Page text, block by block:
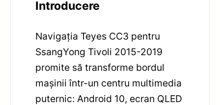
Introducere
Navigația Teyes CC3 pentru
SsangYong Tivoli 2015-2019
promite să transforme bordul
mașinii într-un centru multimedia
puternic: Android 10, ecran QLED